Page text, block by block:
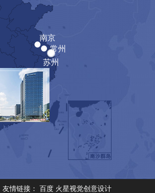
友情链接： 百度 火星视觉创意设计